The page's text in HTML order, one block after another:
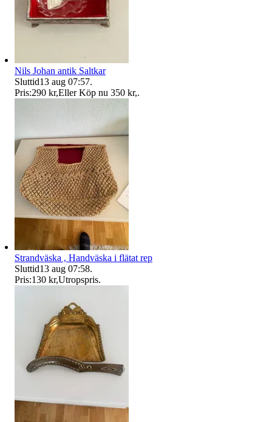
Nils Johan antik Saltkar
Sluttid13 aug 07:57.
Pris:290 kr,Eller Köp nu 350 kr,.
Strandväska , Handväska i flätat rep
Sluttid13 aug 07:58.
Pris:130 kr,Utropspris.